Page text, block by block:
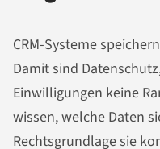
CRM-Systeme
Damit sind
Einwilligungen keine
wissen, welche Daten
Rechtsgrundlage sie